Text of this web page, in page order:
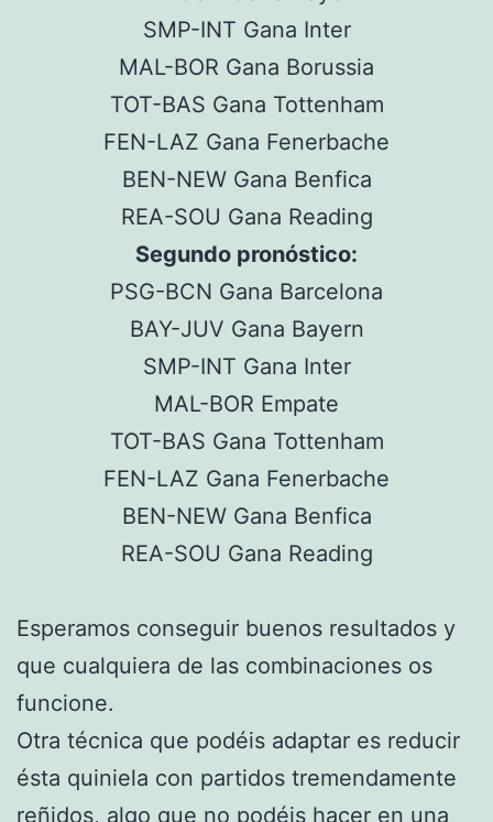
SMP-INT Gana Inter
MAL-BOR Gana Borussia
TOT-BAS Gana Tottenham
FEN-LAZ Gana Fenerbache
BEN-NEW Gana Benfica
REA-SOU Gana Reading
Segundo pronóstico:
PSG-BCN Gana Barcelona
BAY-JUV Gana Bayern
SMP-INT Gana Inter
MAL-BOR Empate
TOT-BAS Gana Tottenham
FEN-LAZ Gana Fenerbache
BEN-NEW Gana Benfica
REA-SOU Gana Reading
Esperamos conseguir buenos resultados y
que cualquiera de las combinaciones os
funcione.
Otra técnica que podéis adaptar es reducir
ésta quiniela con partidos tremendamente
reñidos, algo que no podéis hacer en una